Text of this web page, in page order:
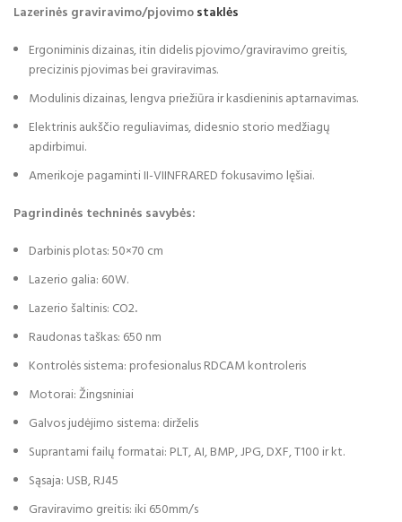
Lazerinės graviravimo/pjovimostaklės
Ergoniminis dizainas, itin didelis pjovimo/graviravimo greitis,
precizinis pjovimas bei graviravimas.
Modulinis dizainas, lengva priežiūra ir kasdieninis aptarnavimas.
Elektrinis aukščio reguliavimas, didesnio storio medžiagų
apdirbimui.
Amerikoje pagaminti II-VIINFRARED fokusavimo lęšiai.
Pagrindinės techninės savybės:
Darbinis plotas: 50×70 cm
Lazerio galia: 60W.
Lazerio šaltinis: CO2.
Raudonas taškas: 650 nm
Kontrolės sistema: profesionalus RDCAM kontroleris
Motorai: Žingsniniai
Galvos judėjimo sistema: dirželis
Suprantami failų formatai: PLT, AI, BMP, JPG, DXF, T100 ir kt.
Sąsaja: USB, RJ45
Graviravimo greitis: iki 650mm/s